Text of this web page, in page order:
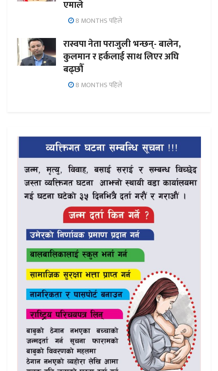
एमाले
8 MONTHS पहिले
रास्वपा नेता पराजुली भन्छन्- बालेन,
कुलमान र हर्कलाई साथ लिएर अघि
बढ्छौँ
8 MONTHS पहिले